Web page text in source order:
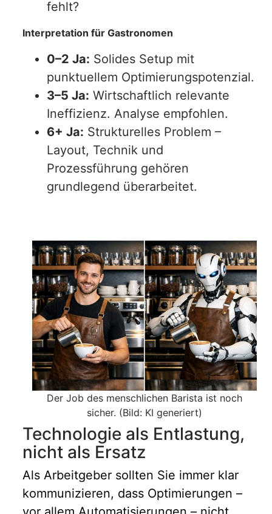
fehlt?
Interpretation für Gastronomen
0–2 Ja: Solides Setup mit
punktuellem Optimierungspotenzial.
3–5 Ja: Wirtschaftlich relevante
Ineffizienz. Analyse empfohlen.
6+ Ja: Strukturelles Problem –
Layout, Technik und
Prozessführung gehören
grundlegend überarbeitet.
Der Job des menschlichen Barista ist noch
sicher. (Bild: KI generiert)
Technologie als Entlastung,
nicht als Ersatz
Als Arbeitgeber sollten Sie immer klar
kommunizieren, dass Optimierungen –